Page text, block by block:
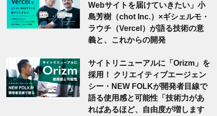
Webサイトを届けていきたい」小
島芳樹（chot Inc.）×ギシェルモ・
ラウチ（Vercel）が語る技術の意
義と、これからの開発
サイトリニューアルに「Orizm」を
採用！ クリエイティブエージェン
シー・NEW FOLKが開発者目線で
語る使用感と可能性「技術力があ
ればあるほど、自由度が増します